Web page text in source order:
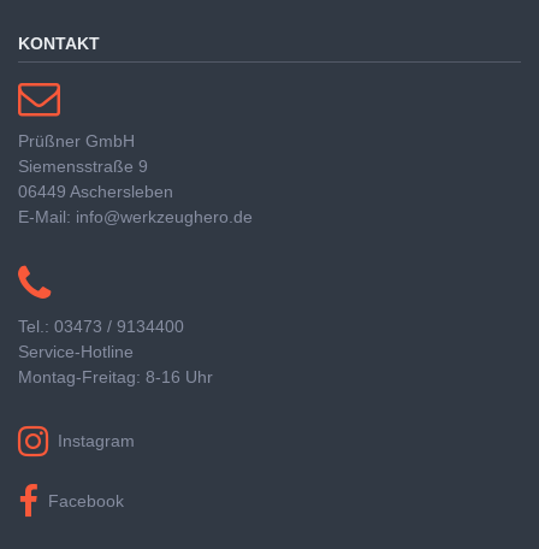
KONTAKT
Prüßner GmbH
Siemensstraße 9
06449 Aschersleben
E-Mail: info@werkzeughero.de
Tel.: 03473 / 9134400
Service-Hotline
Montag-Freitag: 8-16 Uhr
Instagram
Facebook